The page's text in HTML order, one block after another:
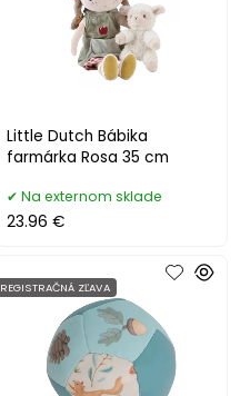
Little Dutch Bábika
farmárka Rosa 35 cm
Na externom sklade
23.96 €
REGISTRAČNÁ ZĽAVA